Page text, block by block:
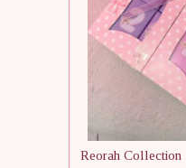
Reorah Collection